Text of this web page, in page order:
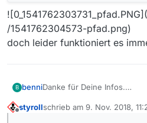
/1541762304573-pfad.png)
doch leider funktioniert es
B benniDanke für Deine Infos.
styrollschrieb am 9. Nov. 2018,
zuletzt editiert von styroll